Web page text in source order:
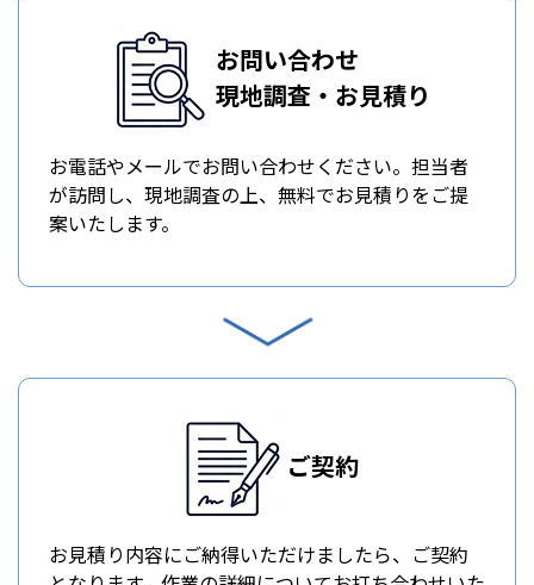
お問い合わせ
現地調査・お見積り
お電話やメールでお問い合わせください。担当者
が訪問し、現地調査の上、無料でお見積りをご提
案いたします。
ご契約
お見積り内容にご納得いただけましたら、ご契約